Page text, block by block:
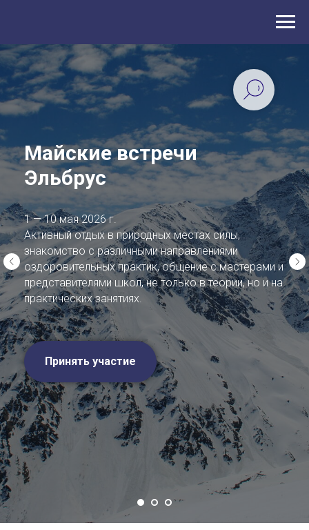
Майские встречи
Эльбрус
1 — 10 мая 2026 г.
Активный отдых в природных местах силы,
знакомство с различными направлениями
оздоровительных практик, общение с мастерами и
представителями школ, не только в теории, но и на
практических занятиях.
Принять участие